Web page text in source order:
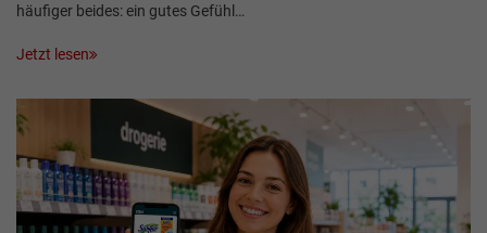
häufiger beides: ein gutes Gefühl…
Jetzt lesen